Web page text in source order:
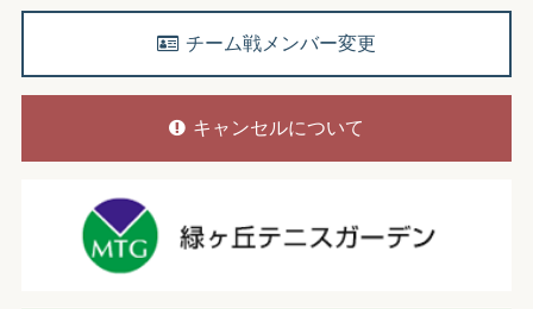
チーム戦メンバー変更
キャンセルについて